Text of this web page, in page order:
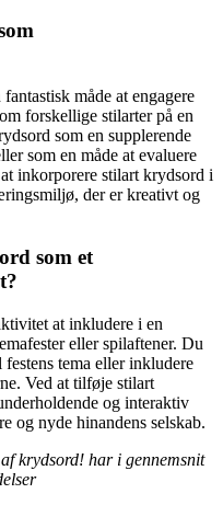
måde at engagere
forskellige stilarter på en
som en supplerende
som en måde at evaluere
inkorporere stilart krydsord i
der er kreativt og
som et
at inkludere i en
eller spilaftener. Du
tema eller inkludere
Ved at tilføje stilart
og interaktiv
og nyde hinandens selskab.
krydsord! har i gennemsnit